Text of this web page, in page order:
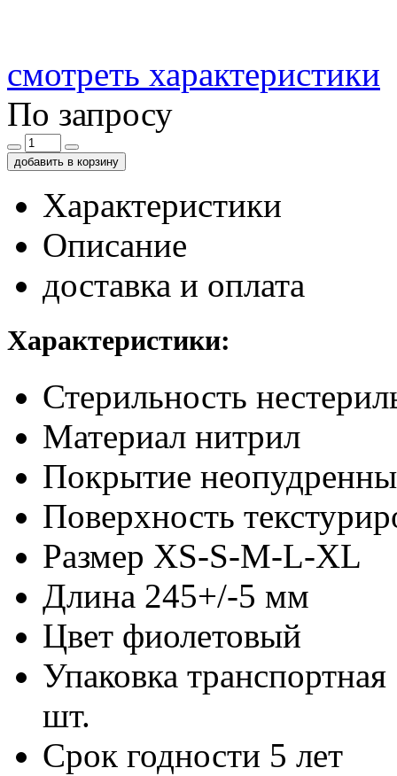
смотреть характеристики
По запросу
добавить в корзину
Характеристики
Описание
доставка и оплата
Характеристики:
Стерильность
Материал нитрил
Покрытие
Поверхность
Размер XS-S-M-L-XL
Длина 245+/-5 мм
Цвет фиолетовый
Упаковка транспортная
шт.
Срок годности 5 лет